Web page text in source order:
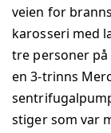
veien for
karosseri med
tre personer
en 3-trinns
stiger som var